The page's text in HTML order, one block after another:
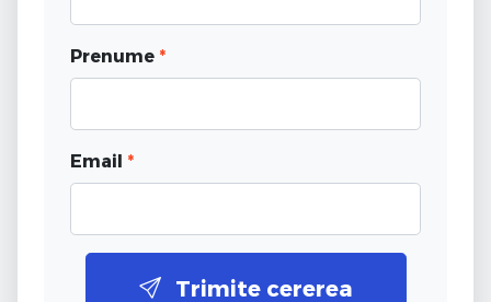
Prenume *
Email *
Trimite cererea